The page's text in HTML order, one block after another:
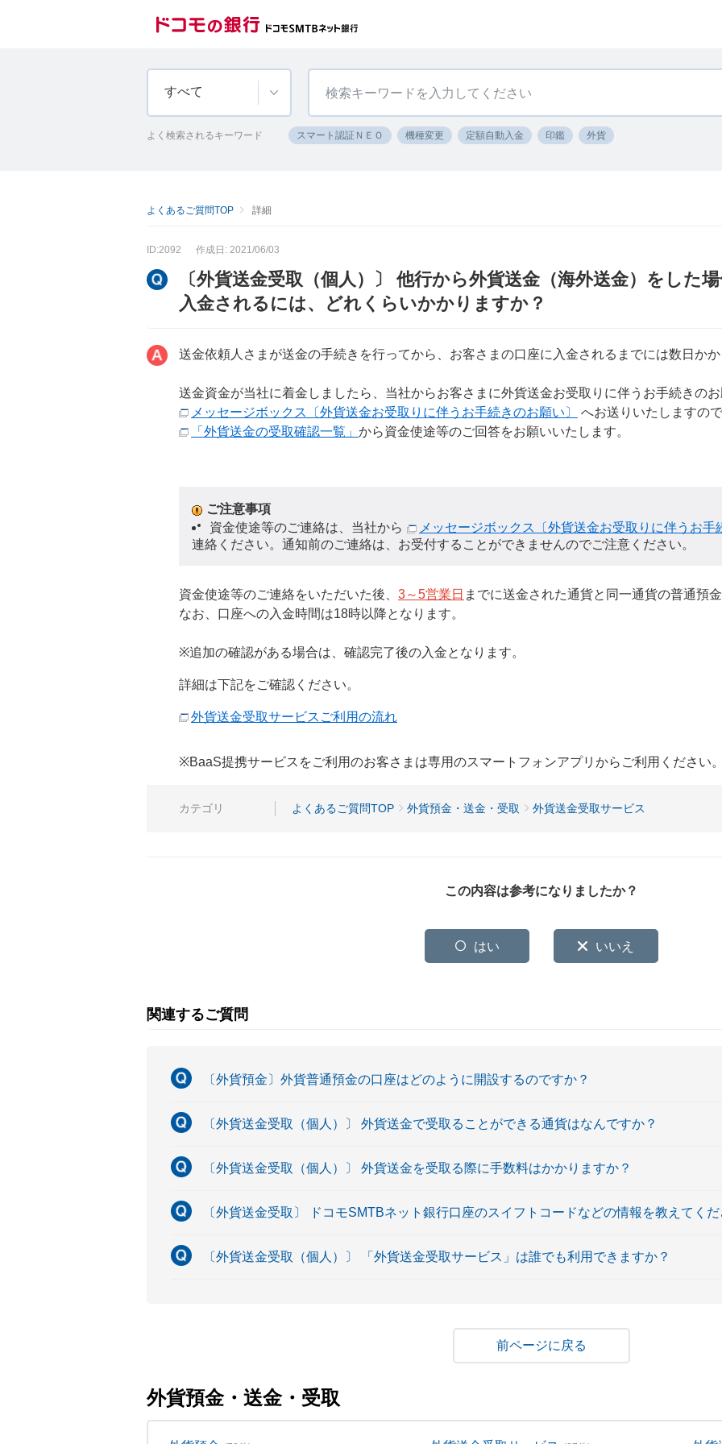
すべて
よく検索されるキーワード スマート認証ＮＥＯ 機種変更 定額自動入金 印鑑 外貨
よくあるご質問TOP 詳細
ID:2092 作成日: 2021/06/03
〔外貨送金受取（個人）〕 他行から外貨送金（海外送金）をした
入金されるには、どれくらいかかりますか？
送金依頼人さまが送金の手続きを行ってから、お客さまの口座に入金されるまでには数日かか
送金資金が当社に着金しましたら、当社からお客さまに外貨送金お受取りに伴うお手続きの
メッセージボックス〔外貨送金お受取りに伴うお手続きのお願い〕
へお送りいたしますの
「外貨送金の受取確認一覧」 から資金使途等のご回答をお願いいたします。
ご注意事項
資金使途等のご連絡は、当社から メッセージボックス〔外貨送金お受取りに伴うお手
連絡ください。通知前のご連絡は、お受付することができませんのでご注意ください。
資金使途等のご連絡をいただいた後、 3～5営業日 までに送金された通貨と同一通貨の普通預
なお、口座への入金時間は18時以降となります。
※追加の確認がある場合は、確認完了後の入金となります。
詳細は下記をご確認ください。
外貨送金受取サービスご利用の流れ
※BaaS提携サービスをご利用のお客さまは専用のスマートフォンアプリからご利用ください。
カテゴリ よくあるご質問TOP 外貨預金・送金・受取 外貨送金受取サービス
この内容は参考になりましたか？
はい いいえ
関連するご質問
〔外貨預金〕外貨普通預金の口座はどのように開設するのですか？
〔外貨送金受取（個人）〕 外貨送金で受取ることができる通貨はなんですか？
〔外貨送金受取（個人）〕 外貨送金を受取る際に手数料はかかりますか？
〔外貨送金受取〕 ドコモSMTBネット銀行口座のスイフトコードなどの情報を教えてくだ
〔外貨送金受取（個人）〕 「外貨送金受取サービス」は誰でも利用できますか？
戻る
外貨預金・送金・受取